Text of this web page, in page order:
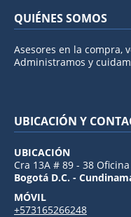
QUIÉNES SOMOS
Asesores en la compra,
Administramos y
UBICACIÓN Y
UBICACIÓN
Cra 13A # 89 - 38
Bogotá D.C. -
MÓVIL
+573165266248